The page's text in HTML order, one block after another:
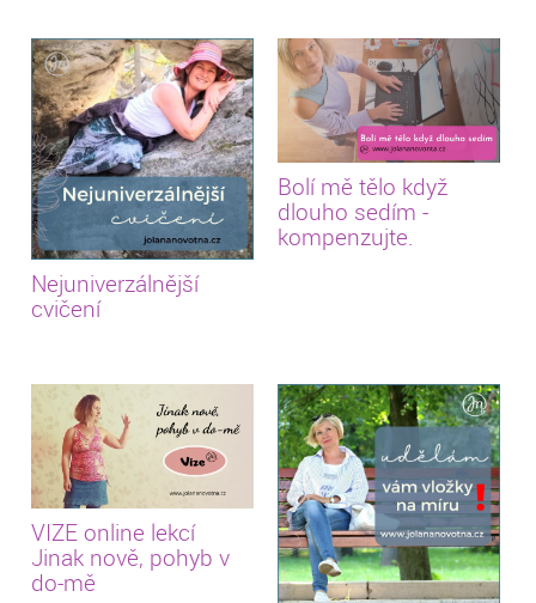
Nejuniverzálnější
cvičení
Bolí mě tělo když
dlouho sedím -
kompenzujte.
VIZE online lekcí
Jinak nově, pohyb v
do-mě